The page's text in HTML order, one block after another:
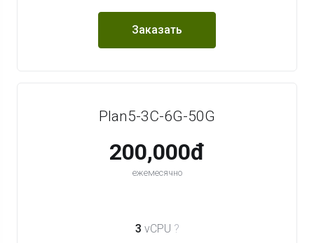
Заказать
Plan5-3C-6G-50G
200,000đ
ежемесячно
3 vCPU ?